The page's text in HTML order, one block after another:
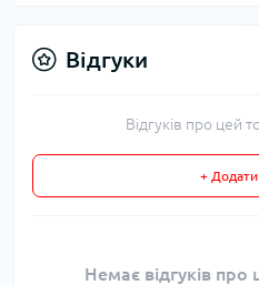
Відгуки
Відгуків про цей
+ Додати
Немає відгуків про